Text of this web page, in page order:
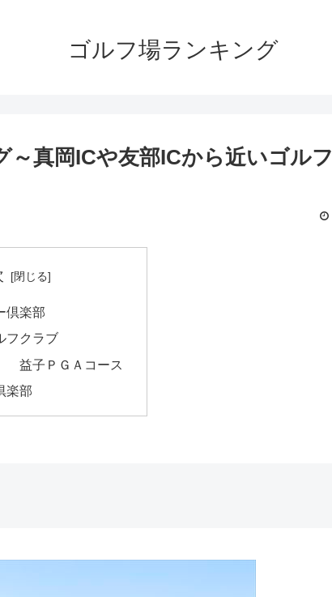
ゴルフ場ランキング
真岡ICや友部ICから近いゴルフ
倶楽部
フクラブ
益子ＰＧＡコース
楽部